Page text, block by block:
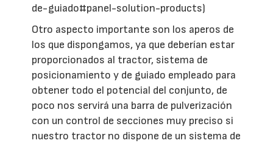
de-guiado#panel-solution-products)
Otro aspecto importante son los aperos de
los que dispongamos, ya que deberían estar
proporcionados al tractor, sistema de
posicionamiento y de guiado empleado para
obtener todo el potencial del conjunto, de
poco nos servirá una barra de pulverización
con un control de secciones muy preciso si
nuestro tractor no dispone de un sistema de